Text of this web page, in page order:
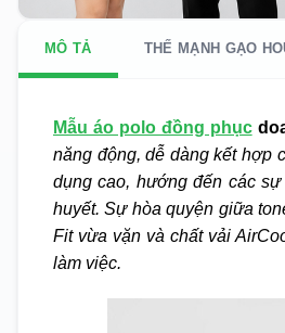
MÔ TẢ THẾ MẠNH GẠO
Mẫu áo polo đồng phục
năng động, dễ dàng kết hợp
dụng cao, hướng đến các
huyết. Sự hòa quyện giữa
Fit vừa vặn và chất vải
làm việc.